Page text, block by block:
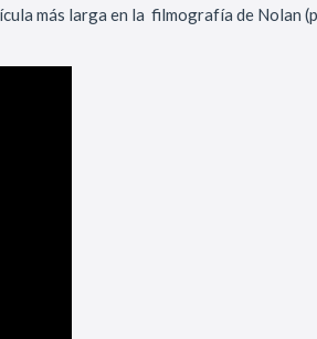
más larga en la filmografía de Nolan